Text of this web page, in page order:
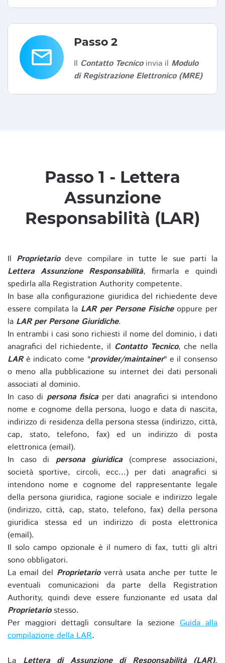
email
Passo 2
Il Contatto Tecnicoinvia il Modulo
di Registrazione Elettronico (MRE)
Passo 1 - Lettera
Assunzione
Responsabilità (LAR)
Il Proprietariodeve compilare in tutte le sue parti la
Lettera Assunzione Responsabilità, firmarla e quindi
spedirla alla Registration Authority competente.
In base alla configurazione giuridica del richiedente deve
essere compilata la LAR per Persone Fisicheoppure per
la LAR per Persone Giuridiche.
In entrambi i casi sono richiesti il nome del dominio, i dati
anagrafici del richiedente, il Contatto Tecnico, che nella
LARè indicato come "provider/maintainer" e il consenso
o meno alla pubblicazione su internet dei dati personali
associati al dominio.
In caso di persona fisicaper dati anagrafici si intendono
nome e cognome della persona, luogo e data di nascita,
indirizzo di residenza della persona stessa (indirizzo, città,
cap, stato, telefono, fax) ed un indirizzo di posta
elettronica (email).
In caso di persona giuridica(comprese associazioni,
società sportive, circoli, ecc...) per dati anagrafici si
intendono nome e cognome del rappresentante legale
della persona giuridica, ragione sociale e indirizzo legale
(indirizzo, città, cap, stato, telefono, fax) della persona
giuridica stessa ed un indirizzo di posta elettronica
(email).
Il solo campo opzionale è il numero di fax, tutti gli altri
sono obbligatori.
La email del Proprietarioverrà usata anche per tutte le
eventuali comunicazioni da parte della Registration
Authority, quindi deve essere funzionante ed usata dal
Proprietariostesso.
Per maggiori dettagli consultare la sezione Guida alla
compilazione della LAR.